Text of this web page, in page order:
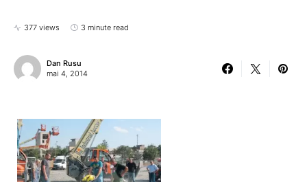
377 views 3 minute read
Dan Rusu
mai 4, 2014